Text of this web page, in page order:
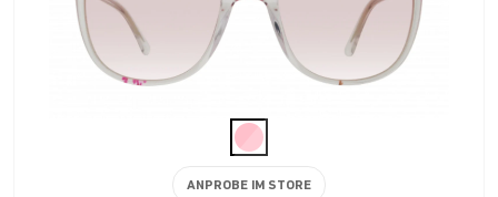
ANPROBE IM STORE